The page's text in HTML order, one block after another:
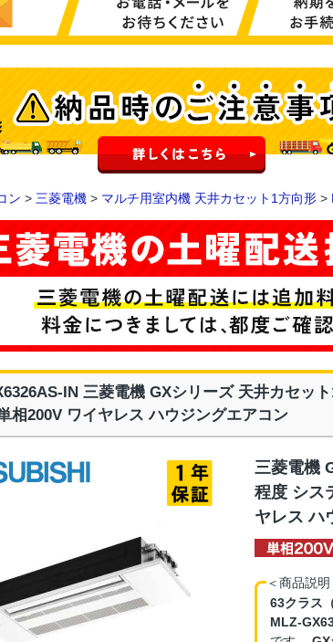
ン > 三菱電機 > マルチ用室内機 天井カセット1方向形 >
IN 三菱電機 GXシリーズ 天井カセッ
相200V ワイヤレス ハウジングエアコン
三菱電機
程度 シス
ヤレス ハ
＜商品説明
63クラス
MLZ-